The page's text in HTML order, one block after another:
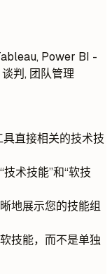
Power BI -
判, 团队管理
直接相关的技术技
术技能”和“软技
地展示您的技能组
技能，而不是单独